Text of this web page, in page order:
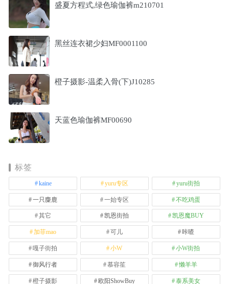
盛夏方程式,绿色瑜伽裤m210701
黑丝连衣裙少妇MF0001100
橙子摄影-温柔入骨(下)J10285
天蓝色瑜伽裤MF00690
标签
kaine yuru专区 yuru街拍
一只麋鹿 一始专区 不吃鸡蛋
其它 凯恩街拍 凯恩魔BUY
加菲mao 可儿 咔喳
嘎子街拍 小W 小W街拍
御风行者 慕容笙 懒羊羊
橙子摄影 欧阳ShowBuy 泰系美女